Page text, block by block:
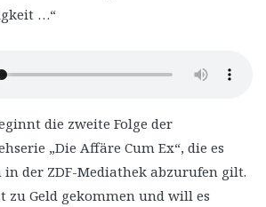
…“
die zweite Folge der
„Die Affäre Cum Ex“, die es
der ZDF-Mediathek abzurufen gilt.
zu Geld gekommen und will es